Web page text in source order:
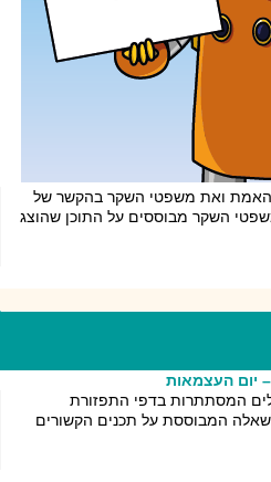
ואת משפטי השקר בהקשר של
השקר מבוססים על התוכן שהוצג
המסתתרות בדפי התפזורת
המבוססת על תכנים הקשורים